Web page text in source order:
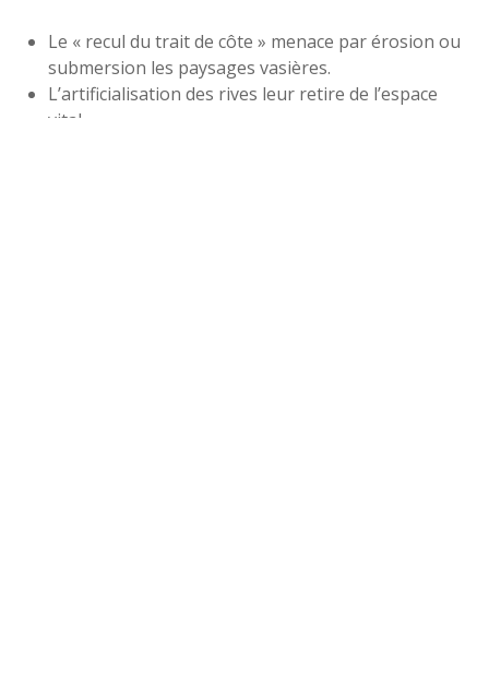
Le « recul du trait de côte » menace par érosion ou
submersion les paysages vasières.
L’artificialisation des rives leur retire de l’espace
vital.